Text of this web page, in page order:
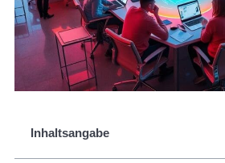
Inhaltsangabe